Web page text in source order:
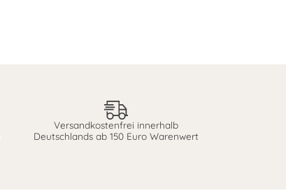
Versandkostenfrei innerhalb
Deutschlands ab 150 Euro Warenwert